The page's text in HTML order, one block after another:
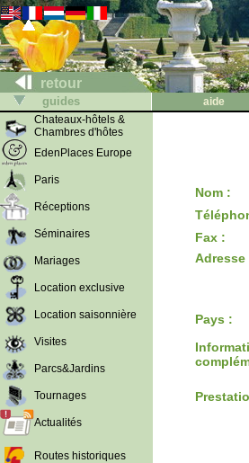
retour
guides aide
Chateaux-hôtels &
Chambres d'hôtes
EdenPlaces Europe
Paris
Réceptions
Séminaires
Mariages
Location exclusive
Location saisonnière
Visites
Parcs&Jardins
Tournages
Actualités
Routes historiques
Nom :
Fax :
Adresse
Pays :